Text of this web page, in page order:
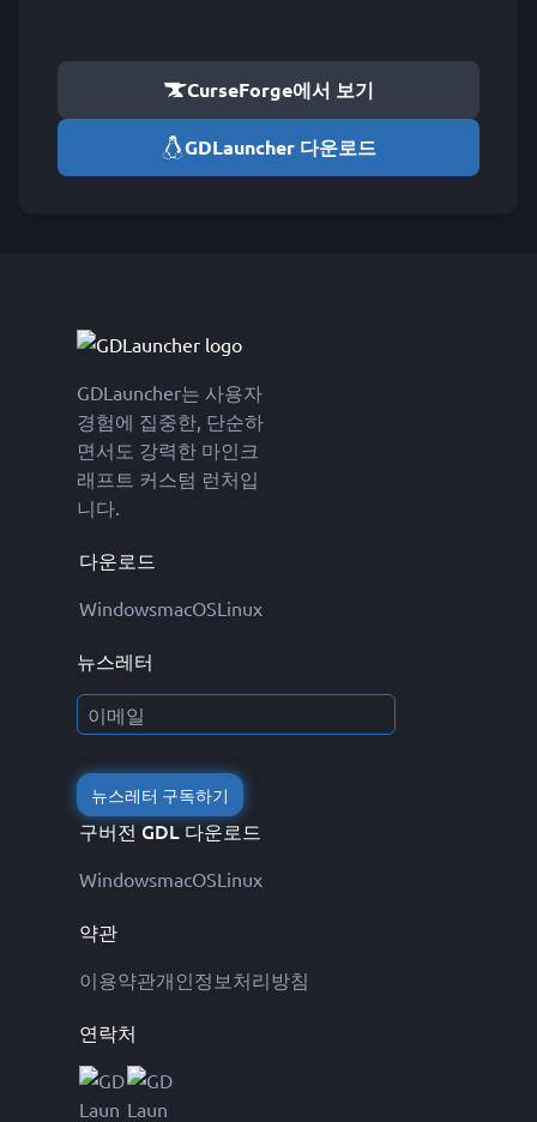
CurseForge에서 보기
GDLauncher 다운로드
GDLauncher는 사용자
경험에 집중한, 단순하
면서도 강력한 마인크
래프트 커스텀 런처입
니다.
다운로드
WindowsmacOSLinux
뉴스레터
뉴스레터 구독하기
구버전 GDL 다운로드
WindowsmacOSLinux
약관
이용약관개인정보처리방침
연락처